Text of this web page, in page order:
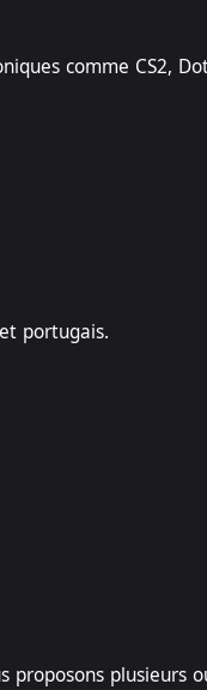
comme CS2,
portugais.
proposons plusieurs